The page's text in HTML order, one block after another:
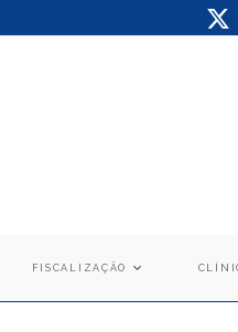
FISCALIZAÇÃO